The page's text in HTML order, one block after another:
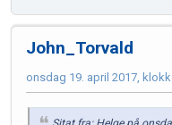
John_Torvald
onsdag 19. april 2017,